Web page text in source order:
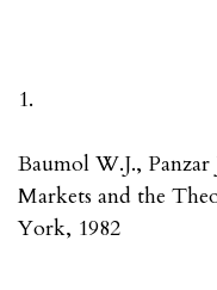
1.
Baumol W.J.,
Markets and the
York, 1982